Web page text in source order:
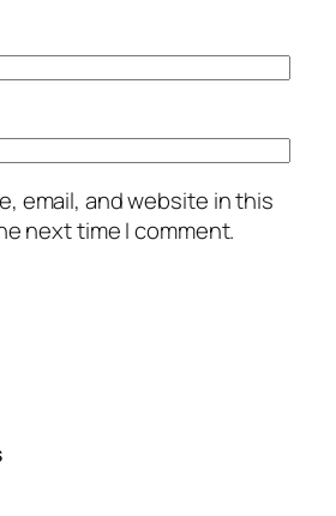
email, and website in this
next time I comment.